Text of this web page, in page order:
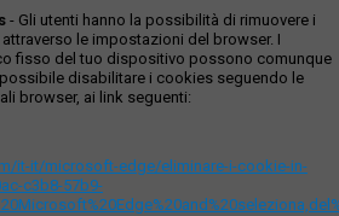
- Gli utenti hanno la possibilità di rimuovere i
le impostazioni del browser. I
fisso del tuo dispositivo possono comunque
disabilitare i cookies seguendo le
browser, ai link seguenti:
it-it/microsoft-edge/eliminare-i-cookie-in-
c3b8-57b9-